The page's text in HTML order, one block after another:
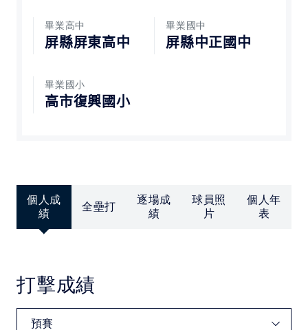
隱私權政策
網站使用條款
中華民國大專院校體育總會
畢業高中
屏縣屏東高中
畢業國中
屏縣中正國中
畢業國小
高市復興國小
個人成
績
全壘打
逐場成
績
球員照
片
個人年
表
打擊成績